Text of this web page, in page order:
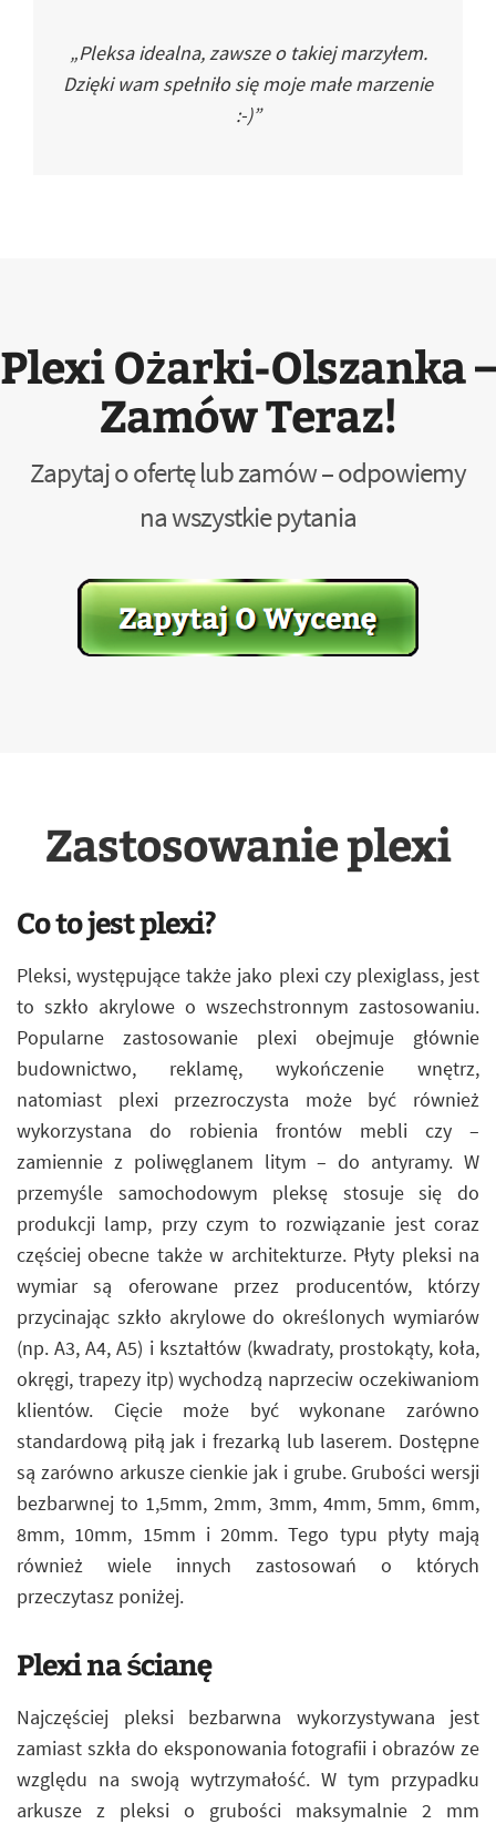
„Pleksa idealna, zawsze o takiej marzyłem.
Dzięki wam spełniło się moje małe marzenie
:-)”
Plexi Ożarki-Olszanka –
Zamów Teraz!
Zapytaj o ofertę lub zamów – odpowiemy
na wszystkie pytania
Zastosowanie plexi
Co to jest plexi?
Pleksi, występujące także jako plexi czy plexiglass, jest
to szkło akrylowe o wszechstronnym zastosowaniu.
Popularne zastosowanie plexi obejmuje głównie
budownictwo, reklamę, wykończenie wnętrz,
natomiast plexi przezroczysta może być również
wykorzystana do robienia frontów mebli czy –
zamiennie z poliwęglanem litym – do antyramy. W
przemyśle samochodowym pleksę stosuje się do
produkcji lamp, przy czym to rozwiązanie jest coraz
częściej obecne także w architekturze. Płyty pleksi na
wymiar są oferowane przez producentów, którzy
przycinając szkło akrylowe do określonych wymiarów
(np. A3, A4, A5) i kształtów (kwadraty, prostokąty, koła,
okręgi, trapezy itp) wychodzą naprzeciw oczekiwaniom
klientów. Cięcie może być wykonane zarówno
standardową piłą jak i frezarką lub laserem. Dostępne
są zarówno arkusze cienkie jak i grube. Grubości wersji
bezbarwnej to 1,5mm, 2mm, 3mm, 4mm, 5mm, 6mm,
8mm, 10mm, 15mm i 20mm. Tego typu płyty mają
również wiele innych zastosowań o których
przeczytasz poniżej.
Plexi na ścianę
Najczęściej pleksi bezbarwna wykorzystywana jest
zamiast szkła do eksponowania fotografii i obrazów ze
względu na swoją wytrzymałość. W tym przypadku
arkusze z pleksi o grubości maksymalnie 2 mm